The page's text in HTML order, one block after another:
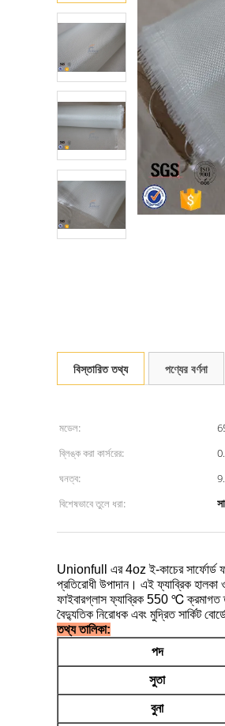
বিস্তারিত তথ্য পণ্যের বর্ণনা
মডেল:
ব্লিঙ্ক করা কার্সরের:
ঘনত্ব:
বিশেষভাবে তুলে ধরা:
Unionfull এর 4oz ই-কাচের সার্ফোর্ড
প্রতিরোধী উপাদান। এই ফ্যাব্রিক
ফাইবারগ্লাস ফ্যাব্রিক 550 ℃ ক্রমাগত
বৈদ্যুতিক নিরোধক এবং মুদ্রিত সার্কিট
তথ্য তালিকা:
পদ
সুতা
বুনা